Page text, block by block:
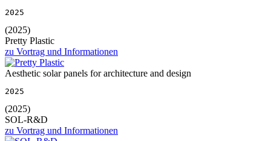
2025
(2025)
Pretty Plastic
zu Vortrag und Informationen
Aesthetic solar panels for architecture and design
2025
(2025)
SOL-R&D
zu Vortrag und Informationen